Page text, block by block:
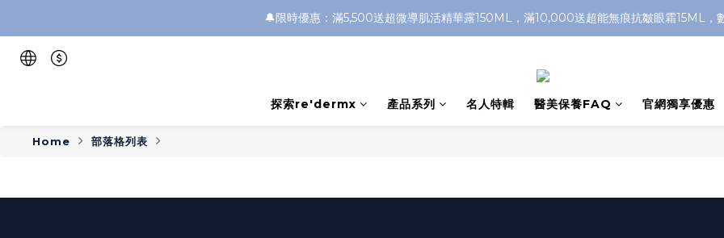
🔔限時優惠：滿5,500送超微導肌活精華露150ML，滿10,000送超能無痕抗皺眼霜15ML，
探索re'dermx 產品系列 名人特輯 醫美保養FAQ 官網獨享優惠
Home 部落格列表